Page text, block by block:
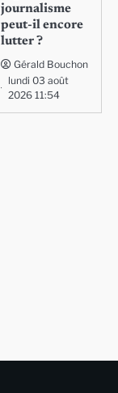
journalisme
peut-il encore
lutter ?
Gérald Bouchon
lundi 03 août
2026 11:54